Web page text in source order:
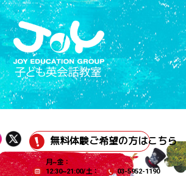
無料体験ご希望の方はこちら
月~金：
12:30~21:00/土：
03-5952-1190